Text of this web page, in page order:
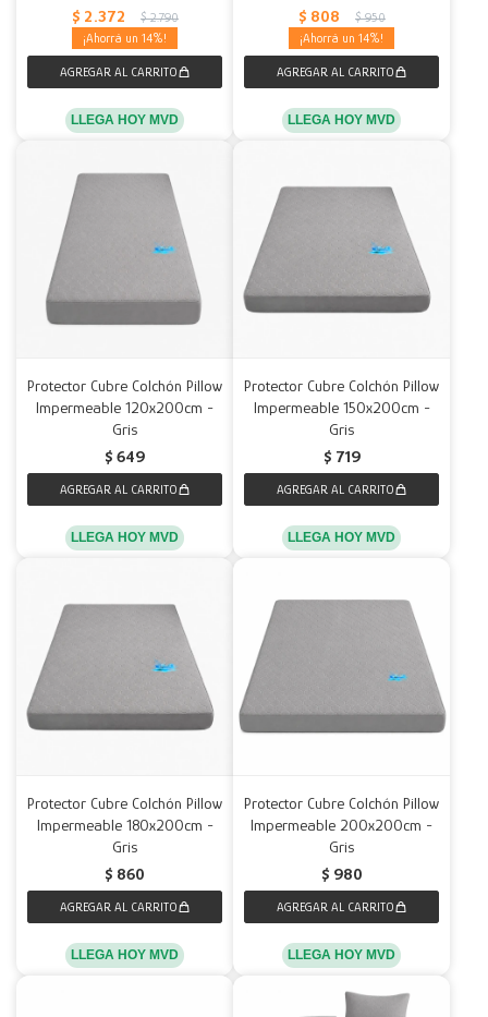
$ 2.372 $ 2.790
14
LLEGA HOY MVD
$ 808 $ 950
14
LLEGA HOY MVD
Protector Cubre Colchón Pillow
Impermeable 120x200cm -
Gris
$ 649
LLEGA HOY MVD
Protector Cubre Colchón Pillow
Impermeable 150x200cm -
Gris
$ 719
LLEGA HOY MVD
Protector Cubre Colchón Pillow
Impermeable 180x200cm -
Gris
$ 860
LLEGA HOY MVD
Protector Cubre Colchón Pillow
Impermeable 200x200cm -
Gris
$ 980
LLEGA HOY MVD